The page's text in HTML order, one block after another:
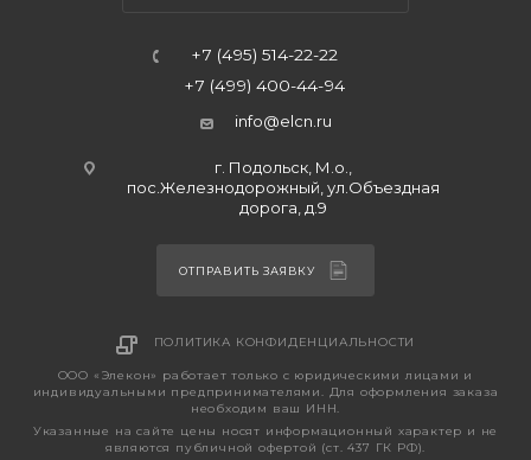
+7 (495) 514-22-22
+7 (499) 400-44-94
info@elcn.ru
г. Подольск, М.о.,
пос.Железнодорожный, ул.Объездная
дорога, д.9
ОТПРАВИТЬ ЗАЯВКУ
ПОЛИТИКА КОНФИДЕНЦИАЛЬНОСТИ
ООО «Элекон» работает только с юридическими лицами и
индивидуальными предпринимателями. Для оформления заказа
необходим ваш ИНН.
Указанные на сайте цены носят информационный характер и не
являются публичной офертой (ст. 437 ГК РФ).